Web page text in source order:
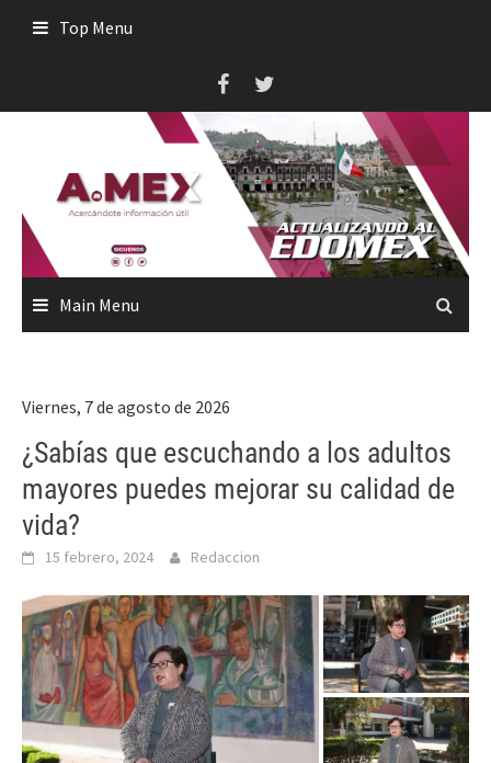
Top Menu
Main Menu
Viernes, 7 de agosto de 2026
¿Sabías que escuchando a los adultos
mayores puedes mejorar su calidad de
vida?
15 febrero, 2024 Redaccion